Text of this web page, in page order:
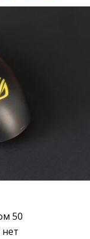
50